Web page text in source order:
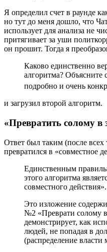
Я определил счет в раунде
но тут до меня дошло, что
использует для анализа не
притягивает за уши
он прошит. Тогда я
Каково единственно
алгоритма? Объясните
подробно и очень
и загрузил второй алгоритм.
«Превратить солому в
Ответ был таким (после всех
превратился в «совместное
Единственным
этого алгоритма
совместного действия».
Это изложение
№2 «Преврати солому
демонстрирует, как
людей, не попадая в
(распределение